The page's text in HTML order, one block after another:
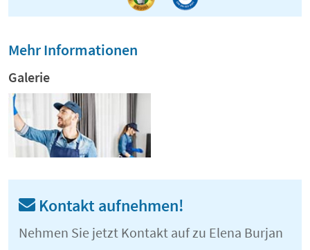
Mehr Informationen
Galerie
Kontakt aufnehmen!
Nehmen Sie jetzt Kontakt auf zu Elena Burjan